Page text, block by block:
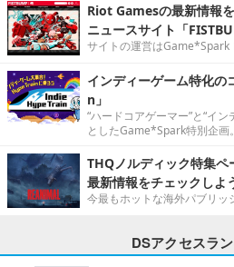
Riot Gamesの最新情報
ニュースサイト「
サイトの運営はGame*Spark
インディーゲーム特化
n」
“ハードコアゲーマー”と“イ
としたGame*Spark特別企画。
THQノルディック特集ペ
最新情報をチェックしよ
今最もホットな海外パブリッ
DSアクセスラ